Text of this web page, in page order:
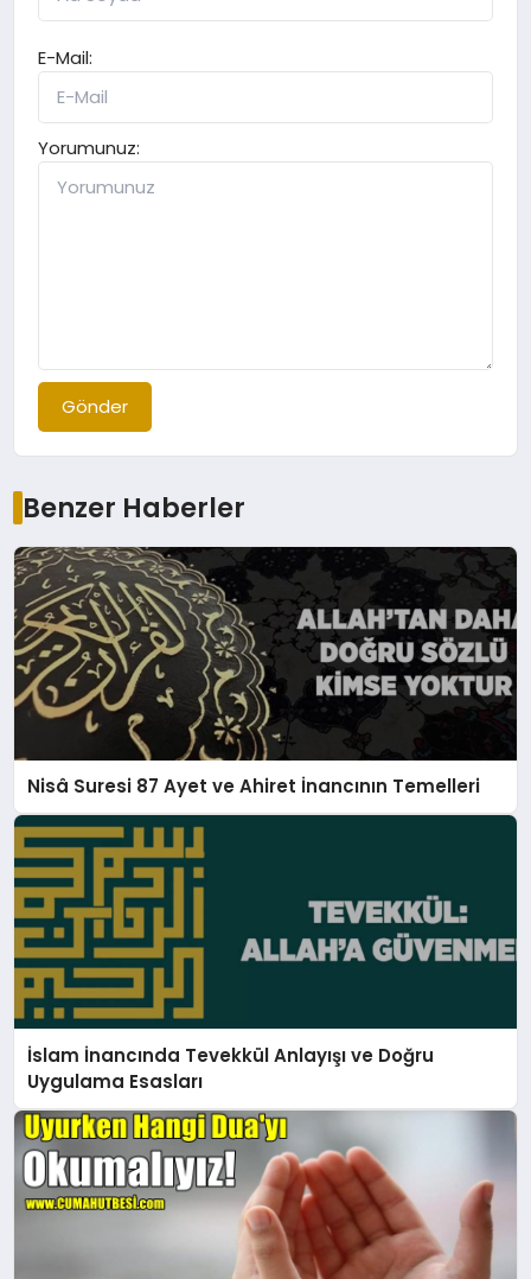
E-Mail:
Yorumunuz:
Gönder
Benzer Haberler
Nisâ Suresi 87 Ayet ve Ahiret İnancının Temelleri
İslam İnancında Tevekkül Anlayışı ve Doğru
Uygulama Esasları